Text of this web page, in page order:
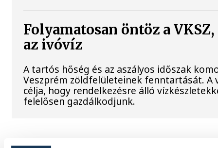
Folyamatosan öntöz a
az ivóvíz
A tartós hőség és az aszályos időszak
Veszprém zöldfelületeinek fenntartását. A
célja, hogy rendelkezésre álló
felelősen gazdálkodjunk.